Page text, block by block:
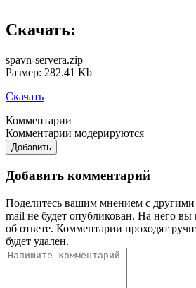
Скачать:
spavn-servera.zip
Размер: 282.41 Kb
Скачать
Комментарии
Комментарии модерируются
Добавить
Добавить комментарий
Поделитесь вашим мнением с
mail не будет опубликован. На него
об ответе. Комментарии проходят
будет удален.